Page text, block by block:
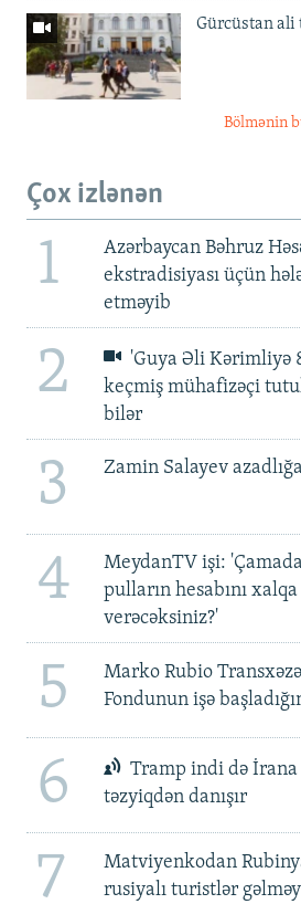
Gürcüstan
Bölmənin
Çox izlənən
1
Azərbaycan Bəhruz
ekstradisiyası üçün
etməyib
2
'Guya Əli Kərimliyə
keçmiş mühafizəçi
bilər
3 Zamin Salayev azadlığa
4
MeydanTV işi:
pulların hesabını
verəcəksiniz?'
5
Marko Rubio
Fondunun işə
6
Tramp indi də İrana
təzyiqdən danışır
7
Matviyenkodan
rusiyalı turistlər